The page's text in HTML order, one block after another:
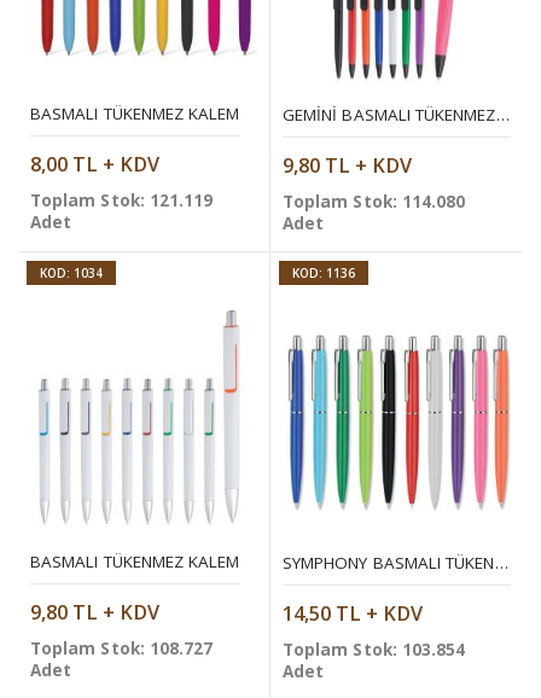
BASMALI TÜKENMEZ KALEM
8,00 TL + KDV
Toplam Stok: 121.119
Adet
GEMINI BASMALI TÜKENMEZ KALEM
9,80 TL + KDV
Toplam Stok: 114.080
Adet
KOD: 1034
BASMALI TÜKENMEZ KALEM
9,80 TL + KDV
Toplam Stok: 108.727
Adet
KOD: 1136
SYMPHONY BASMALI TÜKENMEZ KALEM
14,50 TL + KDV
Toplam Stok: 103.854
Adet